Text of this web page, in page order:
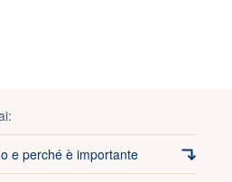
e perché è importante